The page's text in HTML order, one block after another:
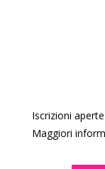
Iscrizioni aperte
Maggiori